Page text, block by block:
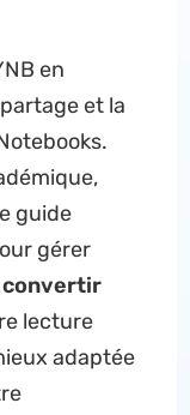
en
et la
guide
gérer
convertir
lecture
adaptée